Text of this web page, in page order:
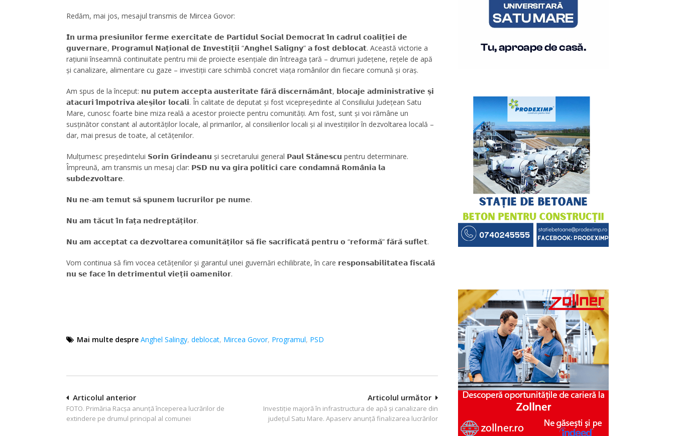
Redăm, mai jos, mesajul transmis de Mircea Govor:
𝗜̂𝗻 𝘂𝗿𝗺𝗮 𝗽𝗿𝗲𝘀𝗶𝘂𝗻𝗶𝗹𝗼𝗿 𝗳𝗲𝗿𝗺𝗲 𝗲𝘅𝗲𝗿𝗰𝗶𝘁𝗮𝘁𝗲 𝗱𝗲 𝗣𝗮𝗿𝘁𝗶𝗱𝘂𝗹 𝗦𝗼𝗰𝗶𝗮𝗹 𝗗𝗲𝗺𝗼𝗰𝗿𝗮𝘁 𝗶̂𝗻 𝗰𝗮𝗱𝗿𝘂𝗹 𝗰𝗼𝗮𝗹𝗶𝘁̦𝗶𝗲𝗶 𝗱𝗲
𝗴𝘂𝘃𝗲𝗿𝗻𝗮𝗿𝗲, 𝗣𝗿𝗼𝗴𝗿𝗮𝗺𝘂𝗹 𝗡𝗮𝘁̦𝗶𝗼𝗻𝗮𝗹 𝗱𝗲 𝗜𝗻𝘃𝗲𝘀𝘁𝗶𝘁̦𝗶𝗶 “𝗔𝗻𝗴𝗵𝗲𝗹 𝗦𝗮𝗹𝗶𝗴𝗻𝘆” 𝗮 𝗳𝗼𝘀𝘁 𝗱𝗲𝗯𝗹𝗼𝗰𝗮𝘁. Această victorie a
rațiunii înseamnă continuitate pentru mii de proiecte esențiale din întreaga țară – drumuri județene, rețele de apă
și canalizare, alimentare cu gaze – investiții care schimbă concret viața românilor din fiecare comună și oraș.
Am spus de la început: 𝗻𝘂 𝗽𝘂𝘁𝗲𝗺 𝗮𝗰𝗰𝗲𝗽𝘁𝗮 𝗮𝘂𝘀𝘁𝗲𝗿𝗶𝘁𝗮𝘁𝗲 𝗳𝗮̆𝗿𝗮̆ 𝗱𝗶𝘀𝗰𝗲𝗿𝗻𝗮̆𝗺𝗮̂𝗻𝘁, 𝗯𝗹𝗼𝗰𝗮𝗷𝗲 𝗮𝗱𝗺𝗶𝗻𝗶𝘀𝘁𝗿𝗮𝘁𝗶𝘃𝗲 𝘀̦𝗶
𝗮𝘁𝗮𝗰𝘂𝗿𝗶 𝗶̂𝗺𝗽𝗼𝘁𝗿𝗶𝘃𝗮 𝗮𝗹𝗲𝘀̦𝗶𝗹𝗼𝗿 𝗹𝗼𝗰𝗮𝗹𝗶. În calitate de deputat și fost vicepreședinte al Consiliului Județean Satu
Mare, cunosc foarte bine miza reală a acestor proiecte pentru comunități. Am fost, sunt și voi rămâne un
susținător constant al autorităților locale, al primarilor, al consilierilor locali și al investițiilor în dezvoltarea locală –
dar, mai presus de toate, al cetățenilor.
Mulțumesc președintelui 𝗦𝗼𝗿𝗶𝗻 𝗚𝗿𝗶𝗻𝗱𝗲𝗮𝗻𝘂 și secretarului general 𝗣𝗮𝘂𝗹 𝗦𝘁𝗮̆𝗻𝗲𝘀𝗰𝘂 pentru determinare.
Împreună, am transmis un mesaj clar: 𝗣𝗦𝗗 𝗻𝘂 𝘃𝗮 𝗴𝗶𝗿𝗮 𝗽𝗼𝗹𝗶𝘁𝗶𝗰𝗶 𝗰𝗮𝗿𝗲 𝗰𝗼𝗻𝗱𝗮𝗺𝗻𝗮̆ 𝗥𝗼𝗺𝗮̂𝗻𝗶𝗮 𝗹𝗮
𝘀𝘂𝗯𝗱𝗲𝘇𝘃𝗼𝗹𝘁𝗮𝗿𝗲.
𝗡𝘂 𝗻𝗲-𝗮𝗺 𝘁𝗲𝗺𝘂𝘁 𝘀𝗮̆ 𝘀𝗽𝘂𝗻𝗲𝗺 𝗹𝘂𝗰𝗿𝘂𝗿𝗶𝗹𝗼𝗿 𝗽𝗲 𝗻𝘂𝗺𝗲.
𝗡𝘂 𝗮𝗺 𝘁𝗮̆𝗰𝘂𝘁 𝗶̂𝗻 𝗳𝗮𝘁̦𝗮 𝗻𝗲𝗱𝗿𝗲𝗽𝘁𝗮̆𝘁̦𝗶𝗹𝗼𝗿.
𝗡𝘂 𝗮𝗺 𝗮𝗰𝗰𝗲𝗽𝘁𝗮𝘁 𝗰𝗮 𝗱𝗲𝘇𝘃𝗼𝗹𝘁𝗮𝗿𝗲𝗮 𝗰𝗼𝗺𝘂𝗻𝗶𝘁𝗮̆𝘁̦𝗶𝗹𝗼𝗿 𝘀𝗮̆ 𝗳𝗶𝗲 𝘀𝗮𝗰𝗿𝗶𝗳𝗶𝗰𝗮𝘁𝗮̆ 𝗽𝗲𝗻𝘁𝗿𝘂 𝗼 “𝗿𝗲𝗳𝗼𝗿𝗺𝗮̆” 𝗳𝗮̆𝗿𝗮̆ 𝘀𝘂𝗳𝗹𝗲𝘁.
Vom continua să fim vocea cetățenilor și garantul unei guvernări echilibrate, în care 𝗿𝗲𝘀𝗽𝗼𝗻𝘀𝗮𝗯𝗶𝗹𝗶𝘁𝗮𝘁𝗲𝗮 𝗳𝗶𝘀𝗰𝗮𝗹𝗮̆
𝗻𝘂 𝘀𝗲 𝗳𝗮𝗰𝗲 𝗶̂𝗻 𝗱𝗲𝘁𝗿𝗶𝗺𝗲𝗻𝘁𝘂𝗹 𝘃𝗶𝗲𝘁̦𝗶𝗶 𝗼𝗮𝗺𝗲𝗻𝗶𝗹𝗼𝗿.
Mai multe despre Anghel Salingy, deblocat, Mircea Govor, Programul, PSD
Navigare
în
Articolul următor
Investiție majoră în infrastructura de apă și canalizare din
județul Satu Mare. Apaserv anunță finalizarea lucrărilor
Articolul anterior
FOTO. Primăria Racșa anunță începerea lucrărilor de
extindere pe drumul principal al comunei